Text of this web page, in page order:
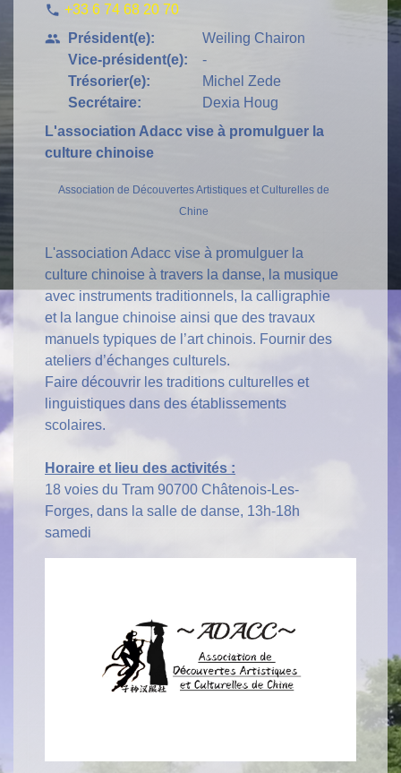
phone +33 6 74 68 20 70
people
Président(e):
Vice-président(e):
Trésorier(e):
Secrétaire:
Weiling Chairon
-
Michel Zede
Dexia Houg
L'association Adacc vise à promulguer la
culture chinoise
Association de Découvertes Artistiques et Culturelles de
Chine
L'association Adacc vise à promulguer la
culture chinoise à travers la danse, la musique
avec instruments traditionnels, la calligraphie
et la langue chinoise ainsi que des travaux
manuels typiques de l’art chinois. Fournir des
ateliers d’échanges culturels.
Faire découvrir les traditions culturelles et
linguistiques dans des établissements
scolaires.
Horaire et lieu des activités :
18 voies du Tram 90700 Châtenois-Les-
Forges, dans la salle de danse, 13h-18h
samedi